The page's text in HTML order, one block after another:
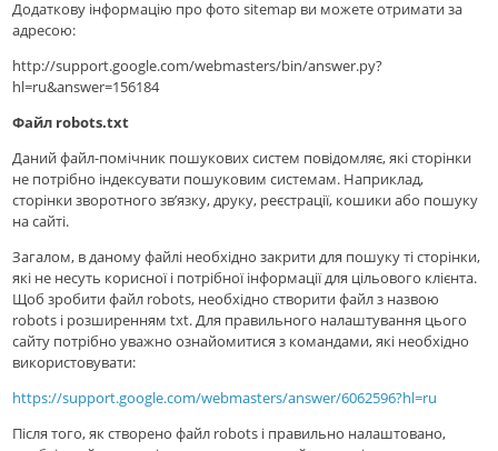
Додаткову інформацію про фото sitemap ви можете отримати за
адресою:
http://support.google.com/webmasters/bin/answer.py?
hl=ru&answer=156184
Файл robots.txt
Даний файл-помічник пошукових систем повідомляє, які сторінки
не потрібно індексувати пошуковим системам. Наприклад,
сторінки зворотного зв’язку, друку, реєстрації, кошики або пошуку
на сайті.
Загалом, в даному файлі необхідно закрити для пошуку ті сторінки,
які не несуть корисної і потрібної інформації для цільового клієнта.
Щоб зробити файл robots, необхідно створити файл з назвою
robots і розширенням txt. Для правильного налаштування цього
сайту потрібно уважно ознайомитися з командами, які необхідно
використовувати:
https://support.google.com/webmasters/answer/6062596?hl=ru
Після того, як створено файл robots і правильно налаштовано,